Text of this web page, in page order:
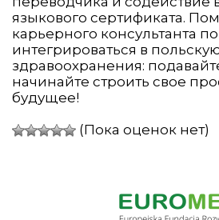
языкового сертификата.
карьерного консультанта
интегрироваться в
здравоохранения:
начинайте строить свое
будущее!
(Пока оценок нет)